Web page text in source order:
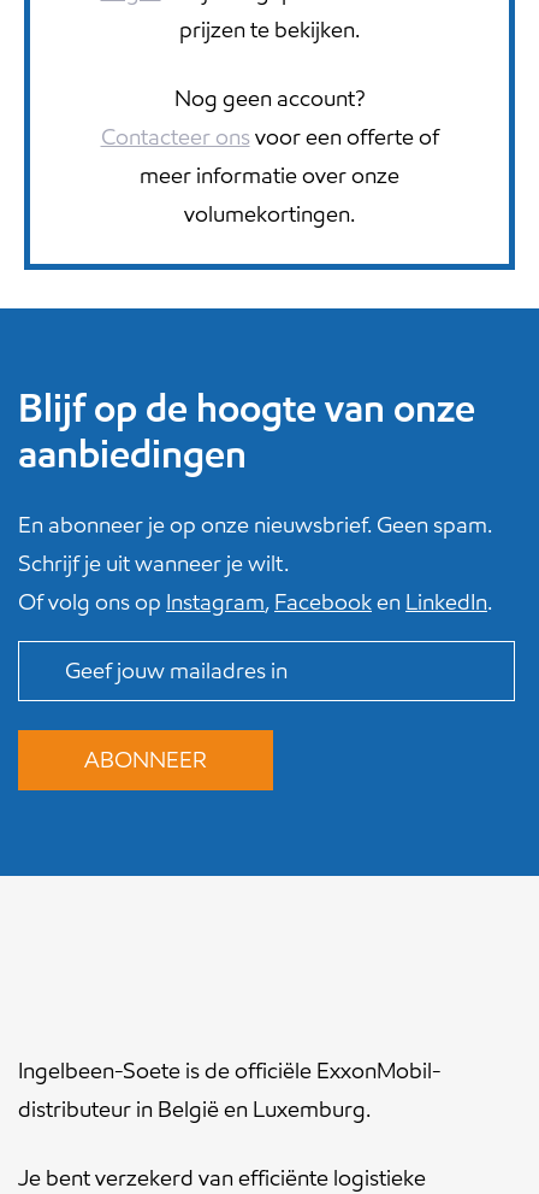
prijzen te bekijken.
Nog geen account?
Contacteer onsvoor een offerte of
meer informatie over onze
volumekortingen.
Blijf op de hoogte van onze
aanbiedingen
En abonneer je op onze nieuwsbrief. Geen spam.
Schrijf je uit wanneer je wilt.
Of volg ons op Instagram, Facebooken LinkedIn.
Ingelbeen-Soete is de officiële ExxonMobil-
distributeur in België en Luxemburg.
Je bent verzekerd van efficiënte logistieke